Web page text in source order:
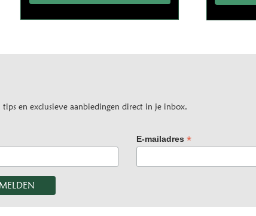
en exclusieve aanbiedingen direct in je inbox.
E-mailadres *